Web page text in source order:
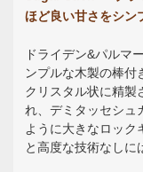
ほど良い甘さをシン
ドライデン&パルマ
ンプルな木製の棒付
クリスタル状に精製
れ、デミタッセシュ
ように大きなロック
と高度な技術なしに